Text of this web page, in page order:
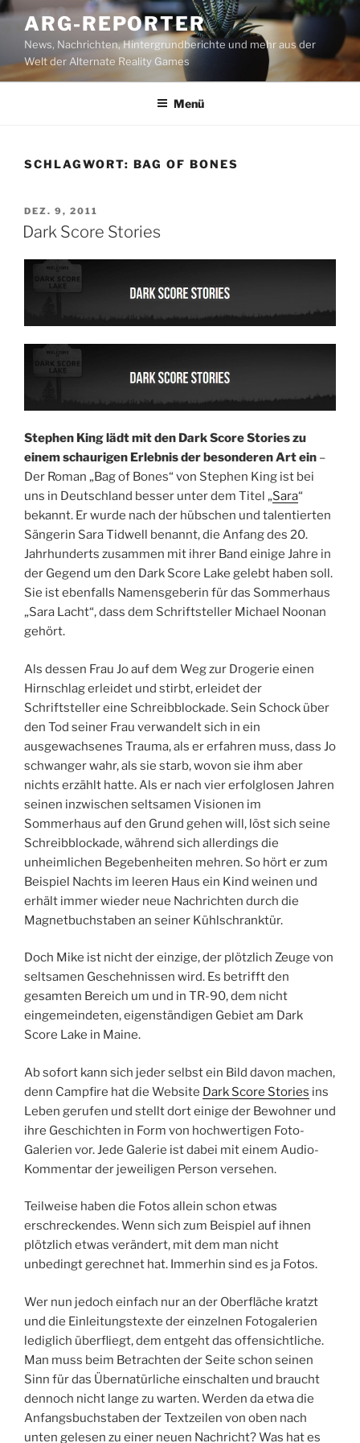
Zum
Inhalt
springen
ARG-REPORTER
News, Nachrichten, Hintergrundberichte und mehr aus der
Welt der Alternate Reality Games
Menü
SCHLAGWORT: BAG OF BONES
VERÖFFENTLICHT
AM
DEZ. 9, 2011
Dark Score Stories
Stephen King lädt mit den Dark Score Stories zu
einem schaurigen Erlebnis der besonderen Art ein –
Der Roman „Bag of Bones“ von Stephen King ist bei
uns in Deutschland besser unter dem Titel „Sara“
bekannt. Er wurde nach der hübschen und talentierten
Sängerin Sara Tidwell benannt, die Anfang des 20.
Jahrhunderts zusammen mit ihrer Band einige Jahre in
der Gegend um den Dark Score Lake gelebt haben soll.
Sie ist ebenfalls Namensgeberin für das Sommerhaus
„Sara Lacht“, dass dem Schriftsteller Michael Noonan
gehört.
Als dessen Frau Jo auf dem Weg zur Drogerie einen
Hirnschlag erleidet und stirbt, erleidet der
Schriftsteller eine Schreibblockade. Sein Schock über
den Tod seiner Frau verwandelt sich in ein
ausgewachsenes Trauma, als er erfahren muss, dass Jo
schwanger wahr, als sie starb, wovon sie ihm aber
nichts erzählt hatte. Als er nach vier erfolglosen Jahren
seinen inzwischen seltsamen Visionen im
Sommerhaus auf den Grund gehen will, löst sich seine
Schreibblockade, während sich allerdings die
unheimlichen Begebenheiten mehren. So hört er zum
Beispiel Nachts im leeren Haus ein Kind weinen und
erhält immer wieder neue Nachrichten durch die
Magnetbuchstaben an seiner Kühlschranktür.
Doch Mike ist nicht der einzige, der plötzlich Zeuge von
seltsamen Geschehnissen wird. Es betrifft den
gesamten Bereich um und in TR-90, dem nicht
eingemeindeten, eigenständigen Gebiet am Dark
Score Lake in Maine.
Ab sofort kann sich jeder selbst ein Bild davon machen,
denn Campfire hat die Website Dark Score Stories ins
Leben gerufen und stellt dort einige der Bewohner und
ihre Geschichten in Form von hochwertigen Foto-
Galerien vor. Jede Galerie ist dabei mit einem Audio-
Kommentar der jeweiligen Person versehen.
Teilweise haben die Fotos allein schon etwas
erschreckendes. Wenn sich zum Beispiel auf ihnen
plötzlich etwas verändert, mit dem man nicht
unbedingt gerechnet hat. Immerhin sind es ja Fotos.
Wer nun jedoch einfach nur an der Oberfläche kratzt
und die Einleitungstexte der einzelnen Fotogalerien
lediglich überfliegt, dem entgeht das offensichtliche.
Man muss beim Betrachten der Seite schon seinen
Sinn für das Übernatürliche einschalten und braucht
dennoch nicht lange zu warten. Werden da etwa die
Anfangsbuchstaben der Textzeilen von oben nach
unten gelesen zu einer neuen Nachricht? Was hat es